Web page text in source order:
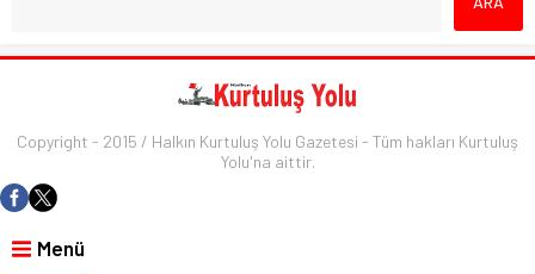
Copyright - 2015 / Halkın Kurtuluş Yolu Gazetesi - Tüm hakları Kurtuluş
Yolu'na aittir.
Menü